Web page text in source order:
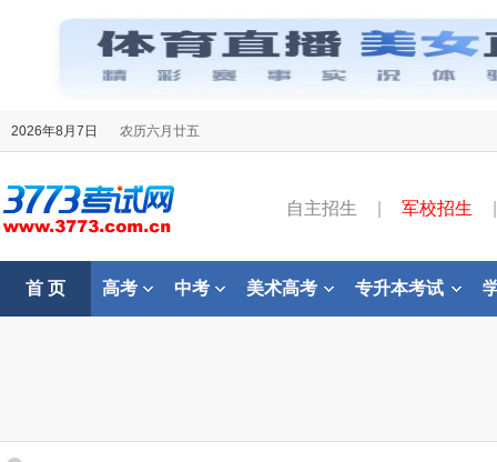
2026年8月7日 农历六月廿五
自主招生 军校招生
首 页 高考 中考 美术高考 专升本考试